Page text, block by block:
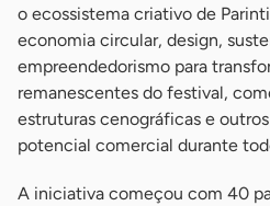
o ecossistema criativo de
economia circular, design,
empreendedorismo para
remanescentes do festival,
estruturas cenográficas e
potencial comercial durante
A iniciativa começou com 40